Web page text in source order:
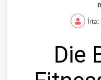
Írta:
Die